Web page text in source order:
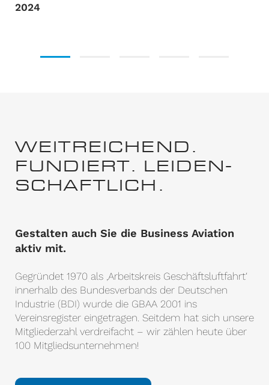
2024
WEITREICHEND.
FUNDIERT. LEIDEN­
SCHAFTLICH.
Gestalten auch Sie die Business Aviation
aktiv mit.
Gegründet 1970 als ‚Arbeitskreis Geschäftsluftfahrt‘
innerhalb des Bundesverbands der Deutschen
Industrie (BDI) wurde die GBAA 2001 ins
Vereinsregister eingetragen. Seitdem hat sich unsere
Mitgliederzahl verdreifacht – wir zählen heute über
100 Mitgliedsunternehmen!